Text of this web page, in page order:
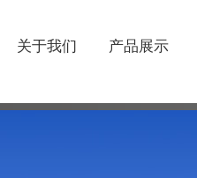
关于我们 产品展示